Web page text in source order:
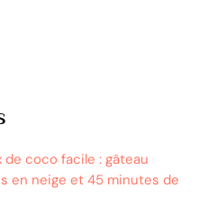
coco facile : gâteau
en neige et 45 minutes de